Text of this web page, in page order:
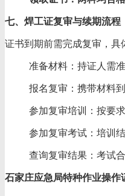
七、焊工证复审与续期流程
证书到期前需完成复审，具
准备材料：持证人需
报名复审：携带材料
参加复审培训：按要
参加复审考试：培训
查询复审结果：考试
石家庄应急局特种作业操作